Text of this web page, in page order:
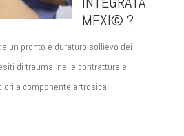
MFXI© ?
un pronto e duraturo sollievo dei
di trauma, nelle contratture e
a componente artrosica.